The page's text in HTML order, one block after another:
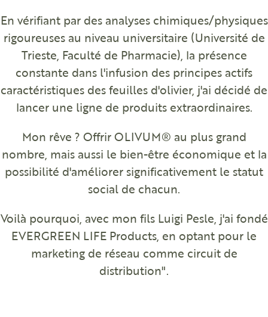
En vérifiant par des analyses chimiques/physiques
rigoureuses au niveau universitaire (Université de
Trieste, Faculté de Pharmacie), la présence
constante dans l'infusion des principes actifs
caractéristiques des feuilles d'olivier, j'ai décidé de
lancer une ligne de produits extraordinaires.
Mon rêve ? Offrir OLIVUM® au plus grand
nombre, mais aussi le bien-être économique et la
possibilité d'améliorer significativement le statut
social de chacun.
Voilà pourquoi, avec mon fils Luigi Pesle, j'ai fondé
EVERGREEN LIFE Products, en optant pour le
marketing de réseau comme circuit de
distribution".